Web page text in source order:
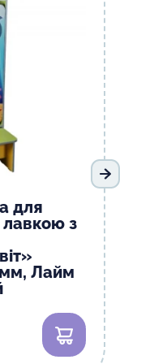
для
лавкою з
Лайм
В кошик